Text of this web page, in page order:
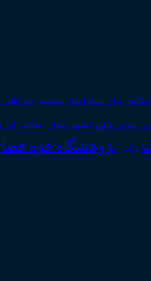
اجرای اسناد احوال شخصیه
دیوان عالی کشور دیوان عدالت
وکیل پژوهشگاه قوه